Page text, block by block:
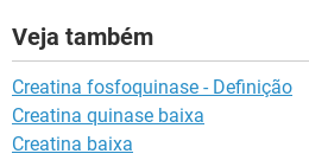
Veja também
Creatina fosfoquinase - Definição
Creatina quinase baixa
Creatina baixa